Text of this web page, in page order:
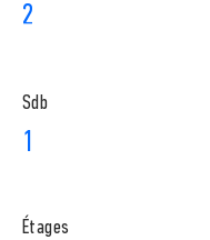
2
Sdb
1
​Étages